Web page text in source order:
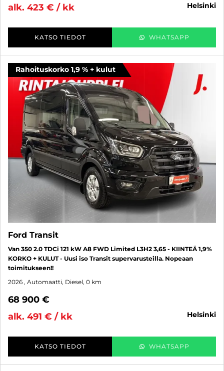
alk. 423 € / kk
helsinki
KATSO TIEDOT WHATSAPP
Rahoituskorko 1,9 % + kulut
Ford Transit
Van 350 2.0 TDCi 121 kW A8 FWD Limited L3H2 3,65 - KIINTEÄ 1,9%
KORKO + KULUT - Uusi iso Transit supervarusteilla. Nopeaan
toimitukseen!!
2026 , Automaatti, Diesel, 0 km
68 900 €
alk. 491 € / kk
helsinki
KATSO TIEDOT WHATSAPP